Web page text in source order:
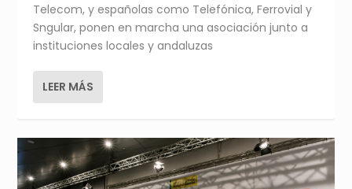
Telecom, y españolas como Telefónica, Ferrovial y
Sngular, ponen en marcha una asociación junto a
instituciones locales y andaluzas
LEER MÁS